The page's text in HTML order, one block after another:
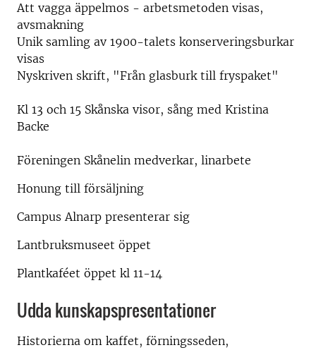
Att vagga äppelmos - arbetsmetoden visas,
avsmakning
Unik samling av 1900-talets konserveringsburkar
visas
Nyskriven skrift, "Från glasburk till fryspaket"
Kl 13 och 15 Skånska visor, sång med Kristina
Backe
Föreningen Skånelin medverkar, linarbete
Honung till försäljning
Campus Alnarp presenterar sig
Lantbruksmuseet öppet
Plantkaféet öppet kl 11-14
Udda kunskapspresentationer
Historierna om kaffet, förningsseden,